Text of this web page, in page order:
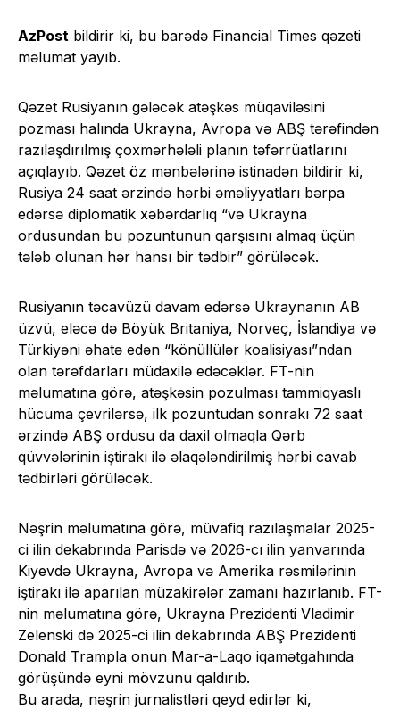
AzPost bildirir ki, bu barədə Financial Times qəzeti
məlumat yayıb.
Qəzet Rusiyanın gələcək atəşkəs müqaviləsini
pozması halında Ukrayna, Avropa və ABŞ tərəfindən
razılaşdırılmış çoxmərhələli planın təfərrüatlarını
açıqlayıb. Qəzet öz mənbələrinə istinadən bildirir ki,
Rusiya 24 saat ərzində hərbi əməliyyatları bərpa
edərsə diplomatik xəbərdarlıq “və Ukrayna
ordusundan bu pozuntunun qarşısını almaq üçün
tələb olunan hər hansı bir tədbir” görüləcək.
Rusiyanın təcavüzü davam edərsə Ukraynanın AB
üzvü, eləcə də Böyük Britaniya, Norveç, İslandiya və
Türkiyəni əhatə edən “könüllülər koalisiyası”ndan
olan tərəfdarları müdaxilə edəcəklər. FT-nin
məlumatına görə, atəşkəsin pozulması tammiqyaslı
hücuma çevrilərsə, ilk pozuntudan sonrakı 72 saat
ərzində ABŞ ordusu da daxil olmaqla Qərb
qüvvələrinin iştirakı ilə əlaqələndirilmiş hərbi cavab
tədbirləri görüləcək.
Nəşrin məlumatına görə, müvafiq razılaşmalar 2025-
ci ilin dekabrında Parisdə və 2026-cı ilin yanvarında
Kiyevdə Ukrayna, Avropa və Amerika rəsmilərinin
iştirakı ilə aparılan müzakirələr zamanı hazırlanıb. FT-
nin məlumatına görə, Ukrayna Prezidenti Vladimir
Zelenski də 2025-ci ilin dekabrında ABŞ Prezidenti
Donald Trampla onun Mar-a-Laqo iqamətgahında
görüşündə eyni mövzunu qaldırıb.
Bu arada, nəşrin jurnalistləri qeyd edirlər ki,